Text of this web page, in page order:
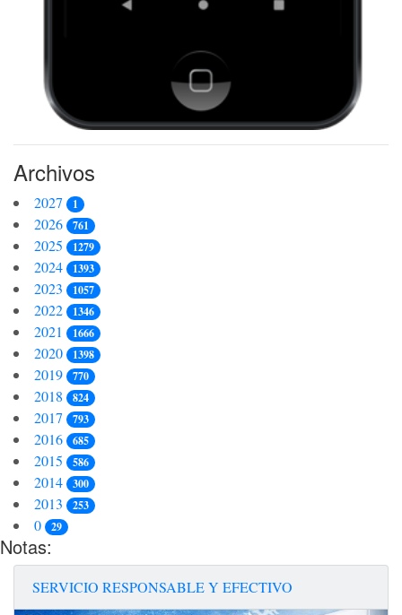
Archivos
2027 1
2026 761
2025 1279
2024 1393
2023 1057
2022 1346
2021 1666
2020 1398
2019 770
2018 824
2017 793
2016 685
2015 586
2014 300
2013 253
0 29
Notas:
SERVICIO RESPONSABLE Y EFECTIVO